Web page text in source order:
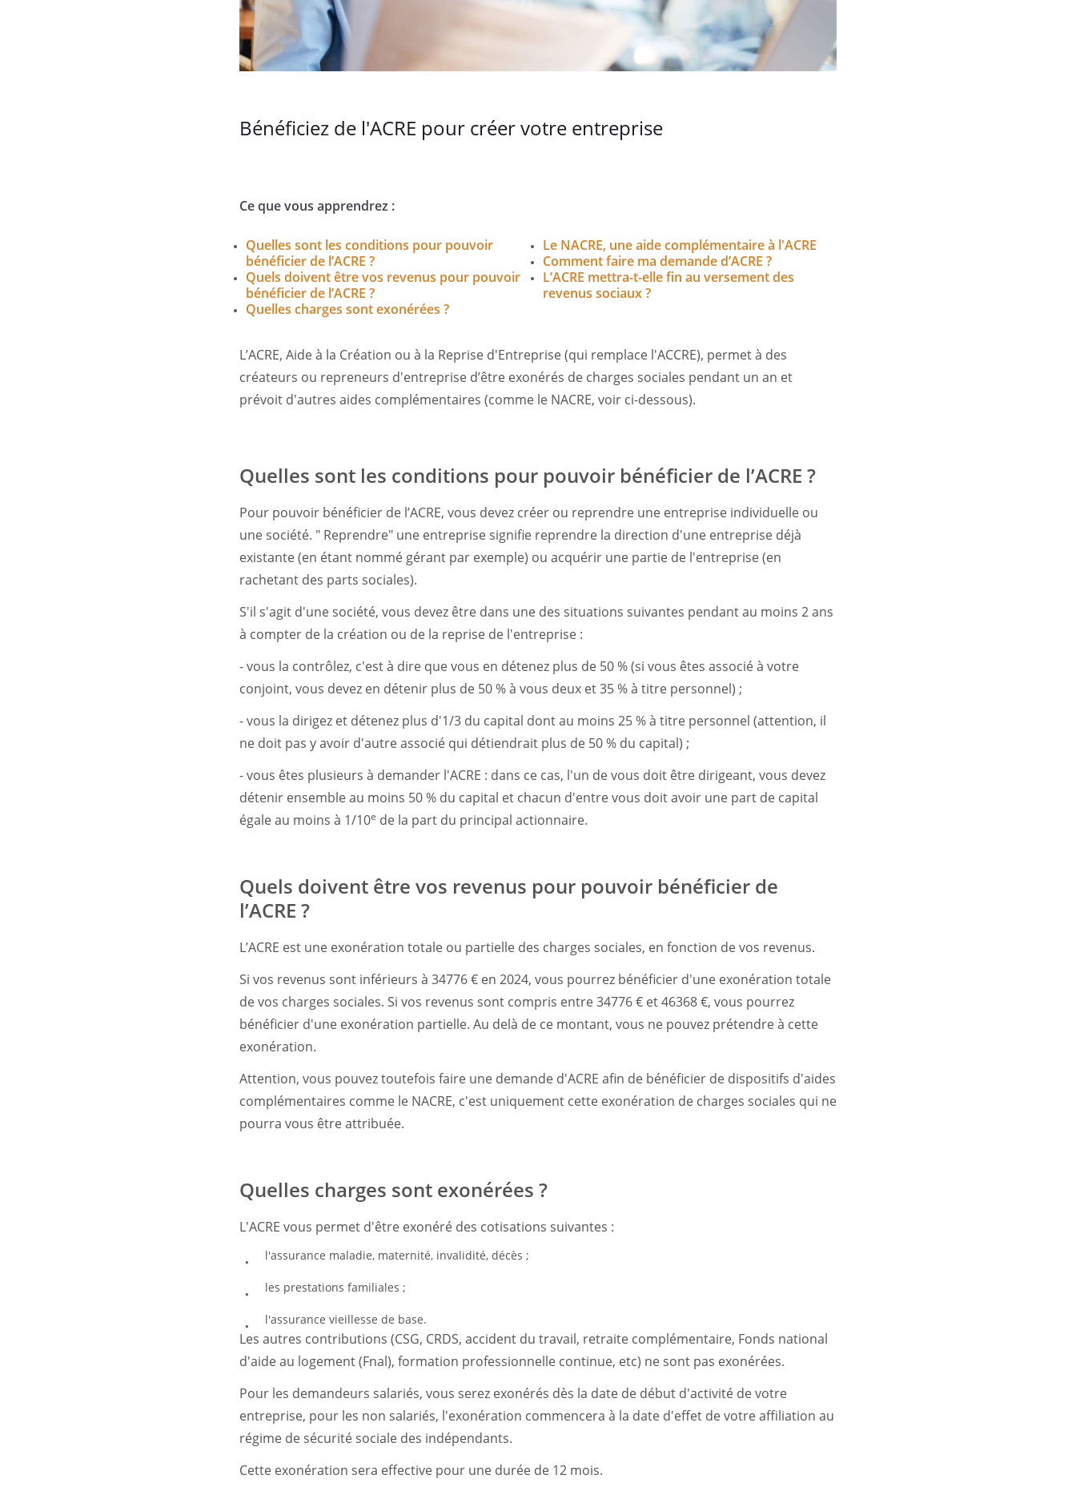
Bénéficiez de l'ACRE pour créer votre entreprise
Ce que vous apprendrez :
Quelles sont les conditions pour pouvoir
bénéficier de l’ACRE ?
Quels doivent être vos revenus pour pouvoir
bénéficier de l’ACRE ?
Quelles charges sont exonérées ?
Le NACRE, une aide complémentaire à l'ACRE
Comment faire ma demande d’ACRE ?
L’ACRE mettra-t-elle fin au versement des
revenus sociaux ?
L’ACRE, Aide à la Création ou à la Reprise d'Entreprise (qui remplace l'ACCRE), permet à des
créateurs ou repreneurs d'entreprise d’être exonérés de charges sociales pendant un an et
prévoit d'autres aides complémentaires (comme le NACRE, voir ci-dessous).
Quelles sont les conditions pour pouvoir bénéficier de l’ACRE ?
Pour pouvoir bénéficier de l’ACRE, vous devez créer ou reprendre une entreprise individuelle ou
une société. " Reprendre" une entreprise signifie reprendre la direction d'une entreprise déjà
existante (en étant nommé gérant par exemple) ou acquérir une partie de l'entreprise (en
rachetant des parts sociales).
S'il s'agit d'une société, vous devez être dans une des situations suivantes pendant au moins 2 ans
à compter de la création ou de la reprise de l'entreprise :
- vous la contrôlez, c'est à dire que vous en détenez plus de 50 % (si vous êtes associé à votre
conjoint, vous devez en détenir plus de 50 % à vous deux et 35 % à titre personnel) ;
- vous la dirigez et détenez plus d'1/3 du capital dont au moins 25 % à titre personnel (attention, il
ne doit pas y avoir d'autre associé qui détiendrait plus de 50 % du capital) ;
- vous êtes plusieurs à demander l'ACRE : dans ce cas, l'un de vous doit être dirigeant, vous devez
détenir ensemble au moins 50 % du capital et chacun d'entre vous doit avoir une part de capital
égale au moins à 1/10e de la part du principal actionnaire.
Quels doivent être vos revenus pour pouvoir bénéficier de
l’ACRE ?
L’ACRE est une exonération totale ou partielle des charges sociales, en fonction de vos revenus.
Si vos revenus sont inférieurs à 34776 € en 2024, vous pourrez bénéficier d'une exonération totale
de vos charges sociales. Si vos revenus sont compris entre 34776 € et 46368 €, vous pourrez
bénéficier d'une exonération partielle. Au delà de ce montant, vous ne pouvez prétendre à cette
exonération.
Attention, vous pouvez toutefois faire une demande d'ACRE afin de bénéficier de dispositifs d'aides
complémentaires comme le NACRE, c'est uniquement cette exonération de charges sociales qui ne
pourra vous être attribuée.
Quelles charges sont exonérées ?
L'ACRE vous permet d'être exonéré des cotisations suivantes :
l'assurance maladie, maternité, invalidité, décès ;
les prestations familiales ;
l'assurance vieillesse de base.
Les autres contributions (CSG, CRDS, accident du travail, retraite complémentaire, Fonds national
d'aide au logement (Fnal), formation professionnelle continue, etc) ne sont pas exonérées.
Pour les demandeurs salariés, vous serez exonérés dès la date de début d'activité de votre
entreprise, pour les non salariés, l'exonération commencera à la date d'effet de votre affiliation au
régime de sécurité sociale des indépendants.
Cette exonération sera effective pour une durée de 12 mois.